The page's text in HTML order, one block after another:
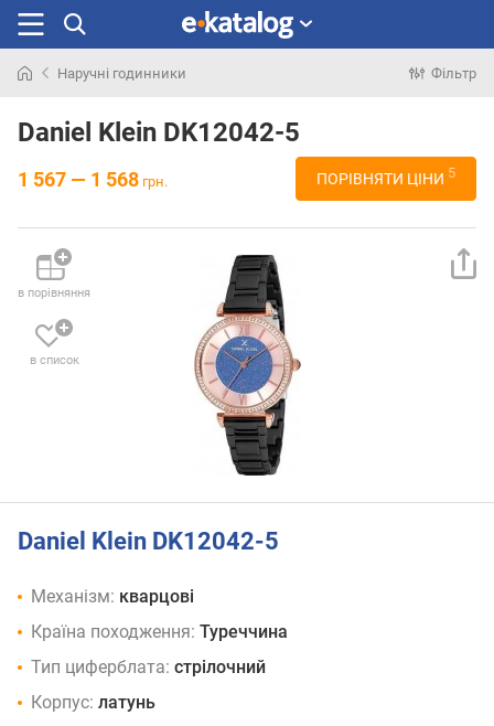
раніше
Наручні годинники Фільтр
Daniel Klein DK12042-5
1 567 — 1 568 грн. ПОРІВНЯТИ ЦІНИ 5
в порівняння
в список
Daniel Klein DK12042-5
Механізм: кварцові
Країна походження: Туреччина
Тип циферблата: стрілочний
Корпус: латунь